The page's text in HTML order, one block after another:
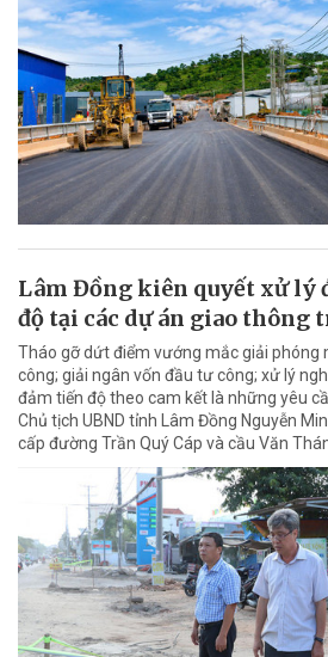
Lâm Đồng kiên quyết xử lý
độ tại các dự án giao thông
Tháo gỡ dứt điểm vướng mắc giải phóng
công; giải ngân vốn đầu tư công; xử lý
đảm tiến độ theo cam kết là những yêu
Chủ tịch UBND tỉnh Lâm Đồng Nguyễn
cấp đường Trần Quý Cáp và cầu Văn